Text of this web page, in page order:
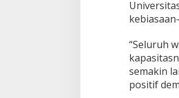
e
b
a
a
i
R
e
k
“Seluruh
semakin
positif